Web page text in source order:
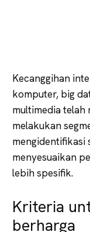
Kecanggihan
komputer, big
multimedia telah
melakukan
mengidentifikasi
menyesuaikan
lebih spesifik.
Kriteria
berharga